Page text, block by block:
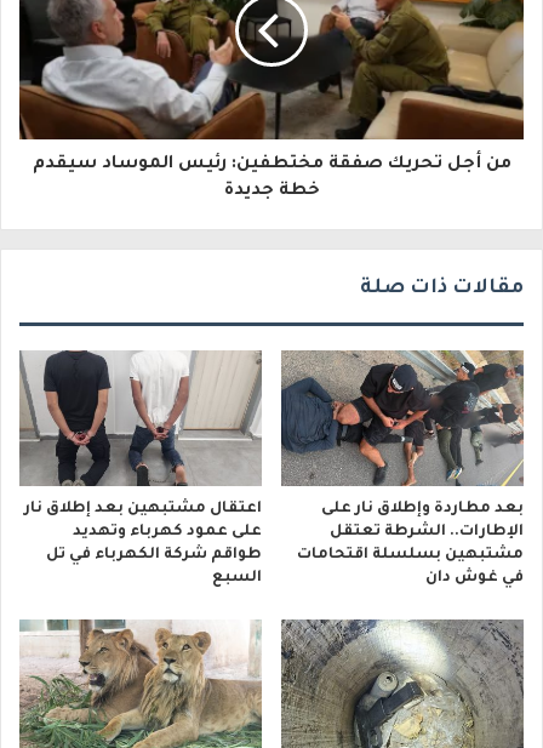
ت
و
من أجل تحريك صفقة مختطفين: رئيس الموساد سيقدم
خطة جديدة
مقالات ذات صلة
بعد مطاردة وإطلاق نار على
الإطارات.. الشرطة تعتقل
مشتبهين بسلسلة اقتحامات
في غوش دان
اعتقال مشتبهين بعد إطلاق نار
على عمود كهرباء وتهديد
طواقم شركة الكهرباء في تل
السبع